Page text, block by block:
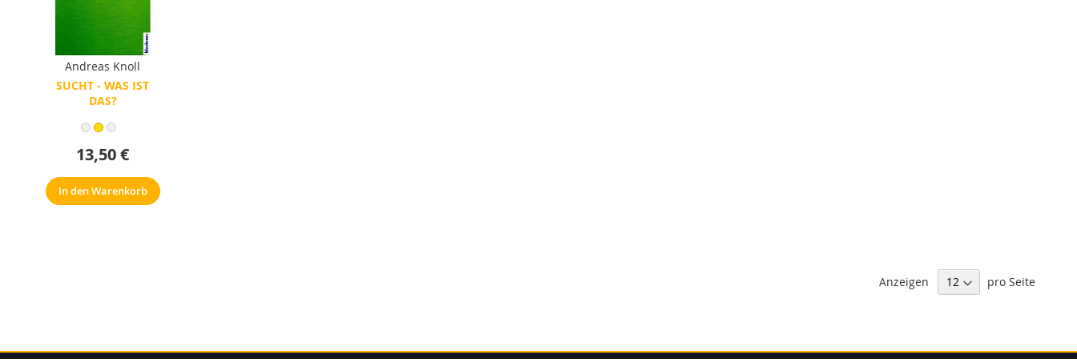
Andreas Knoll
SUCHT - WAS IST
DAS?
13,50 €
In den Warenkorb
Anzeigen pro Seite